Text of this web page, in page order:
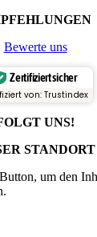
Bewerte uns
Zertifiziert sicher
von: Trustindex
UNS!
STANDORT
um den